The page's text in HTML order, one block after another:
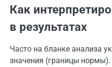
Как
в результатах
Часто на бланке анализа
значения (границы